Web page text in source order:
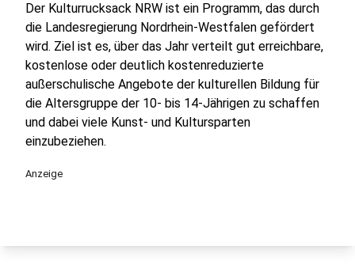
Der Kulturrucksack NRW ist ein Programm, das durch
die Landesregierung Nordrhein-Westfalen gefördert
wird. Ziel ist es, über das Jahr verteilt gut erreichbare,
kostenlose oder deutlich kostenreduzierte
außerschulische Angebote der kulturellen Bildung für
die Altersgruppe der 10- bis 14-Jährigen zu schaffen
und dabei viele Kunst- und Kultursparten
einzubeziehen.
Anzeige